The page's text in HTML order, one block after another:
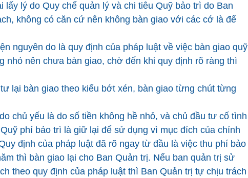
lý do Quy chế quản lý và chi tiêu Quỹ bảo trì do Ban
không có căn cứ nên không bàn giao với các cớ là để
nguyên do là quy định của pháp luật về việc bàn giao quỹ
nhỏ nên chưa bàn giao, chờ đến khi quy định rõ ràng thì
lại bàn giao theo kiểu bớt xén, bàn giao từng chút từng
chủ yếu là do số tiền không hề nhỏ, và chủ đầu tư cố tình
phí bảo trì là giữ lại để sử dụng vì mục đích của chính
định của pháp luật đã rõ ngay từ đầu là việc thu phí bảo
thì bàn giao lại cho Ban Quản trị. Nếu ban quản trị sử
theo quy định của pháp luật thì Ban Quản trị tự chịu trách